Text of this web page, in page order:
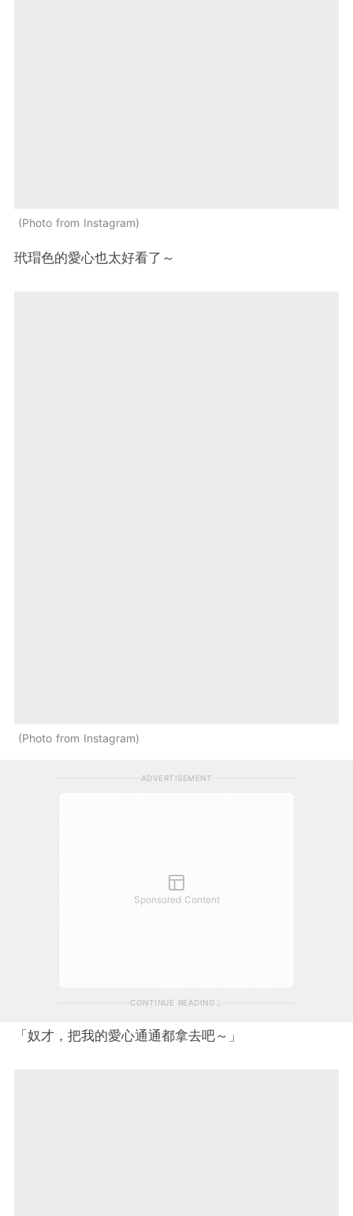
Photo from Instagram
玳瑁色的愛心也太好看了～
Photo from Instagram
ADVERTISEMENT
Sponsored Content
CONTINUE READING
「奴才，把我的愛心通通都拿去吧～」